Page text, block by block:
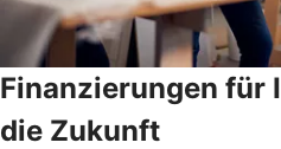
Finanzierungen für
die Zukunft